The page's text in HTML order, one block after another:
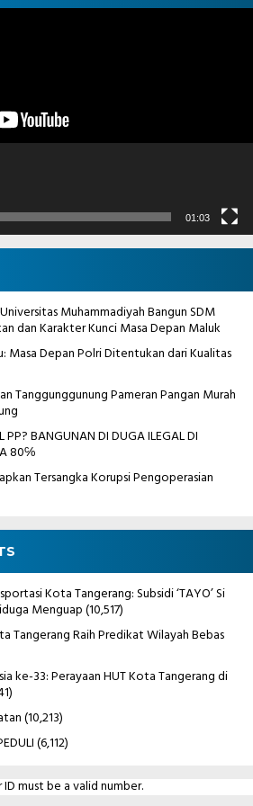
01:03
Muhammadiyah Bangun SDM
dan Karakter Kunci Masa Depan Maluk
Masa Depan Polri Ditentukan dari Kualitas
Tanggunggunung Pameran Pangan Murah
BANGUNAN DI DUGA ILEGAL DI
80℅
Tersangka Korupsi Pengoperasian
Kota Tangerang: Subsidi ‘TAYO’ Si
Menguap(10,517)
Tangerang Raih Predikat Wilayah Bebas
ke-33: Perayaan HUT Kota Tangerang di
(10,213)
(6,112)
must be a valid number.